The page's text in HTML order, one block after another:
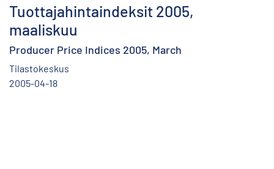
Tuottajahintaindeksit 2005,
maaliskuu
Producer Price Indices 2005, March
Tilastokeskus
2005-04-18